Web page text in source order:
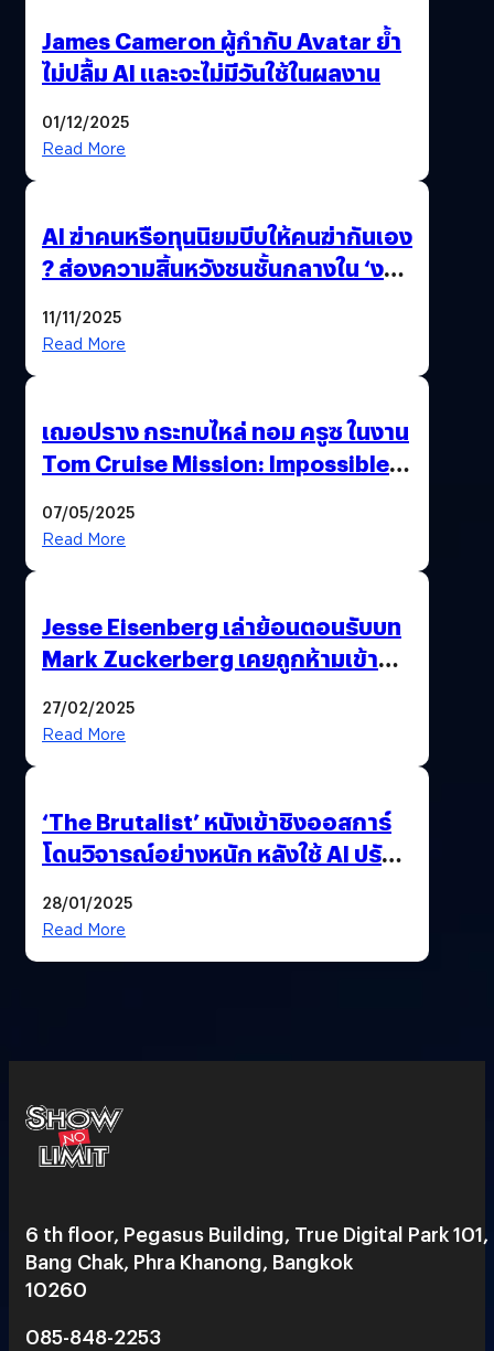
James Cameron ผู้กำกับ Avatar ย้ำ
ไม่ปลื้ม AI และจะไม่มีวันใช้ในผลงาน
01/12/2025
Read More
AI ฆ่าคนหรือทุนนิยมบีบให้คนฆ่ากันเอง
? ส่องความสิ้นหวังชนชั้นกลางใน ‘งาน
11/11/2025
Read More
เฌอปราง กระทบไหล่ ทอม ครูซ ในงาน
Tom Cruise Mission: Impossible –
Premiere
07/05/2025
Read More
Jesse Eisenberg เล่าย้อนตอนรับบท
Mark Zuckerberg เคยถูกห้ามเข้าพบ
27/02/2025
Read More
‘The Brutalist’ หนังเข้าชิงออสการ์
โดนวิจารณ์อย่างหนัก หลังใช้ AI ปรับ
28/01/2025
Read More
6 th floor, Pegasus Building, True Digital Park 101,
Bang Chak, Phra Khanong, Bangkok
10260
085-848-2253